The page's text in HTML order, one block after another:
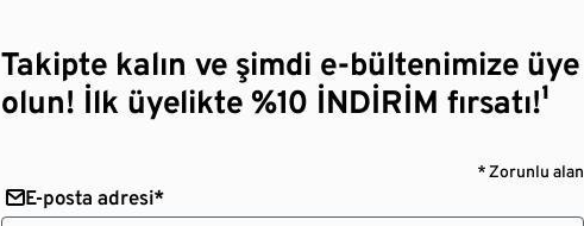
Takipte kalın ve şimdi e-bültenimize üye
olun! İlk üyelikte %10 İNDİRİM fırsatı!¹
* Zorunlu alan
E-posta adresi*